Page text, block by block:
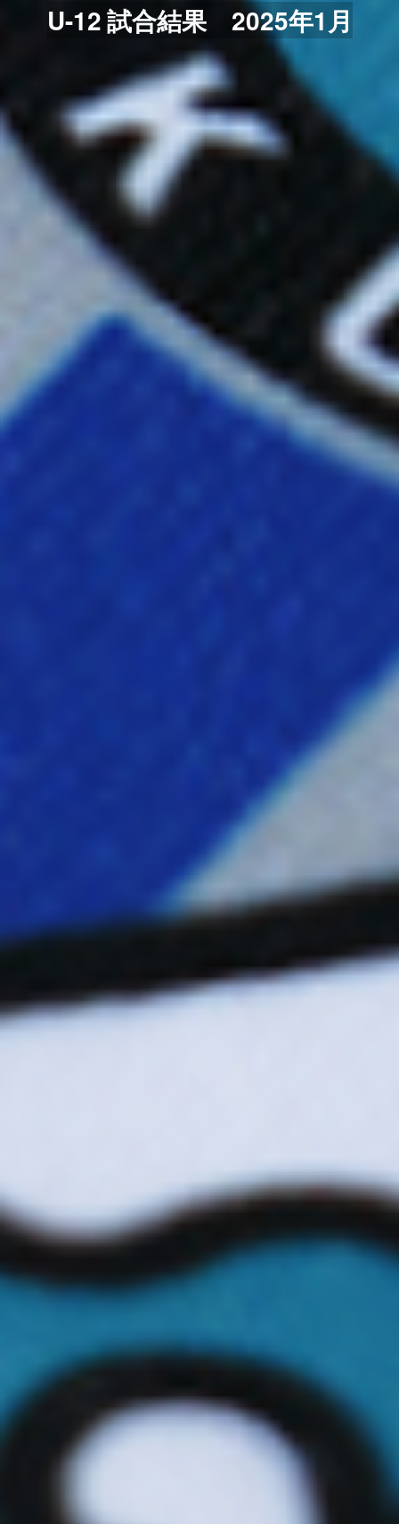
U-12 試合結果 2025年1月